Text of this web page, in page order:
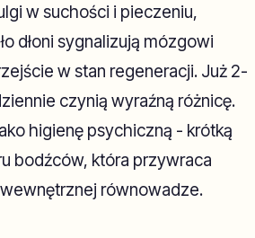
w suchości i pieczeniu,
dłoni sygnalizują mózgowi
w stan regeneracji. Już 2-
czynią wyraźną różnicę.
higienę psychiczną - krótką
bodźców, która przywraca
równowadze.